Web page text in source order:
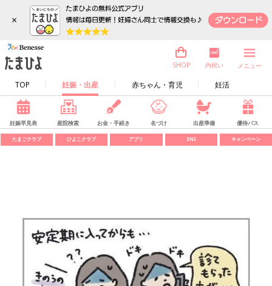
×
TOP 妊娠・出産 赤ちゃん・育児 妊活
SHOP 内祝い メニュー
妊娠早見表 産院検索 お金・手続き 名づけ 出産準備 優待パス
たまごクラブ ひよこクラブ アプリ SNS キャンペーン